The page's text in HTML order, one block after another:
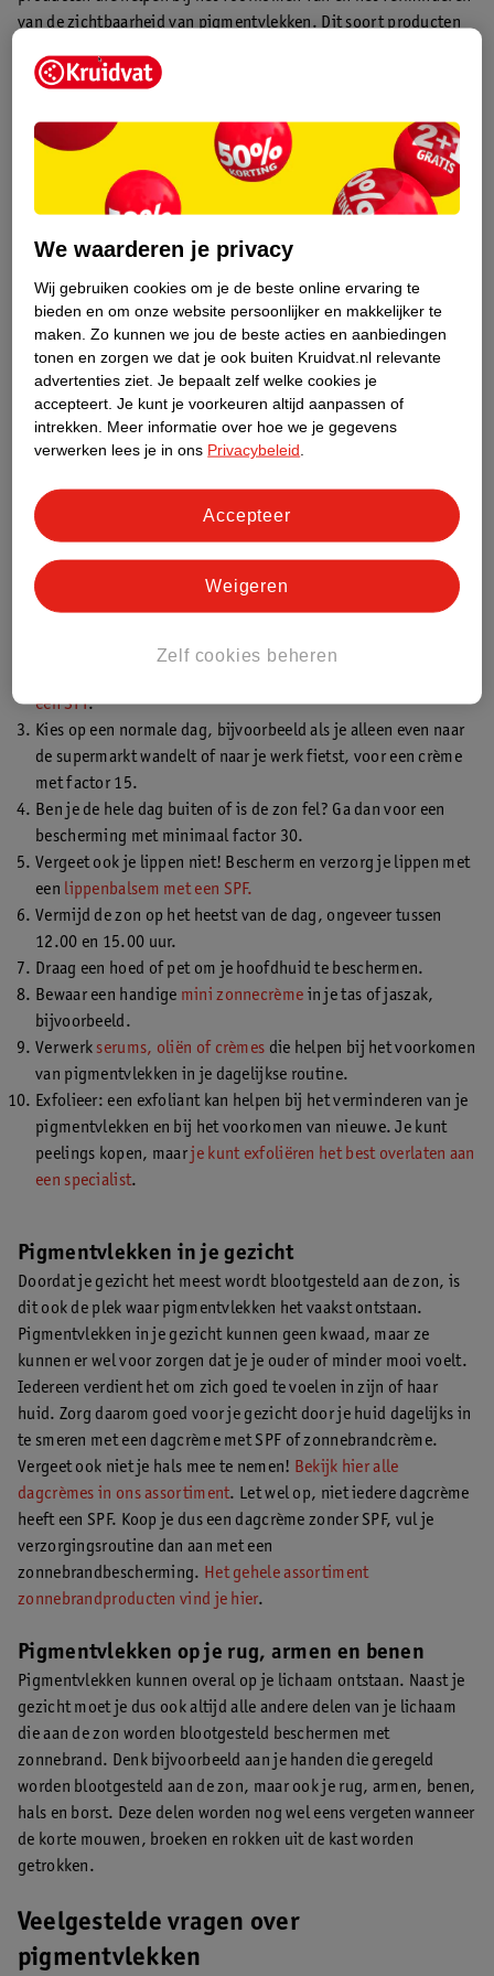
van de zichtbaarheid van pigmentvlekken. Dit soort producten
Pigmentvlekken camoufleren
Wil je je pigmentvlekken camoufleren? Een doeltreffende manier
om een egalere teint te krijgen is door voor een foundation te
aanvullen met een goed dekkendeconcealer
lichters draagt dan foundation, is een BB cream een goed
alternatief.
Op zoek naar de beste foundation of concealer voor jouw
Bekijk hier het hele assortiment foundations en
concealers!
Pigmentvlekken horen bij het ouder worden, je kunt ze dus nooit
volledig voorkomen. Wel kan je het een en ander proberen om de
mee:
Vergeet je geregeld zonbescherming op te smeren? Maak er
een SPF.
Kies op een normale dag, bijvoorbeeld als je alleen even naar
de supermarkt wandelt of naar je werk fietst, voor een crème
met factor 15.
Ben je de hele dag buiten of is de zon fel? Ga dan voor een
bescherming met minimaal factor 30.
Vergeet ook je lippen niet! Bescherm en verzorg je lippen met
een lippenbalsem met een SPF.
Vermijd de zon op het heetst van de dag, ongeveer tussen
12.00 en 15.00 uur.
Draag een hoed of pet om je hoofdhuid te beschermen.
Bewaar een handige mini zonnecrème in je tas of jaszak,
bijvoorbeeld.
Verwerk serums, oliën of crèmes die helpen bij het voorkomen
van pigmentvlekken in je dagelijkse routine.
Exfolieer: een exfoliant kan helpen bij het verminderen van je
pigmentvlekken en bij het voorkomen van nieuwe. Je kunt
peelings kopen, maarje kunt exfoliëren het best overlaten aan
een specialist.
Pigmentvlekken in je gezicht
Doordat je gezicht het meest wordt blootgesteld aan de zon, is
dit ook de plek waar pigmentvlekken het vaakst ontstaan.
Pigmentvlekken in je gezicht kunnen geen kwaad, maar ze
kunnen er wel voor zorgen dat je je ouder of minder mooi voelt.
Iedereen verdient het om zich goed te voelen in zijn of haar
huid. Zorg daarom goed voor je gezicht door je huid dagelijks in
te smeren met een dagcrème met SPF of zonnebrandcrème.
Vergeet ook niet je hals mee te nemen! Bekijk hier alle
dagcrèmes in ons assortiment. Let wel op, niet iedere dagcrème
heeft een SPF. Koop je dus een dagcrème zonder SPF, vul je
verzorgingsroutine dan aan met een
zonnebrandbescherming. Het gehele assortiment
zonnebrandproducten vind je hier.
Pigmentvlekken op je rug, armen en benen
Pigmentvlekken kunnen overal op je lichaam ontstaan. Naast je
gezicht moet je dus ook altijd alle andere delen van je lichaam
die aan de zon worden blootgesteld beschermen met
zonnebrand. Denk bijvoorbeeld aan je handen die geregeld
worden blootgesteld aan de zon, maar ook je rug, armen, benen,
hals en borst. Deze delen worden nog wel eens vergeten wanneer
de korte mouwen, broeken en rokken uit de kast worden
getrokken.
Veelgestelde vragen over
pigmentvlekken
We waarderen je privacy
Wij gebruiken cookies om je de beste online ervaring te
bieden en om onze website persoonlijker en makkelijker te
maken. Zo kunnen we jou de beste acties en aanbiedingen
tonen en zorgen we dat je ook buiten Kruidvat.nl relevante
advertenties ziet. Je bepaalt zelf welke cookies je
accepteert. Je kunt je voorkeuren altijd aanpassen of
intrekken.
Meer informatie over hoe we je gegevens
verwerken lees je in ons Privacybeleid
Zelf cookies beheren
Weigeren
Accepteer